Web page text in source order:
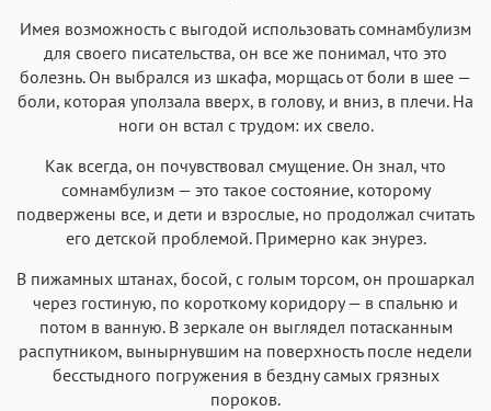
Имея возможность с выгодой использовать сомнамбулизм
для своего писательства, он все же понимал, что это
болезнь. Он выбрался из шкафа, морщась от боли в шее —
боли, которая уползала вверх, в голову, и вниз, в плечи. На
ноги он встал с трудом: их свело.
Как всегда, он почувствовал смущение. Он знал, что
сомнамбулизм — это такое состояние, которому
подвержены все, и дети и взрослые, но продолжал считать
его детской проблемой. Примерно как энурез.
В пижамных штанах, босой, с голым торсом, он прошаркал
через гостиную, по короткому коридору — в спальню и
потом в ванную. В зеркале он выглядел потасканным
распутником, вынырнувшим на поверхность после недели
бесстыдного погружения в бездну самых грязных
пороков.